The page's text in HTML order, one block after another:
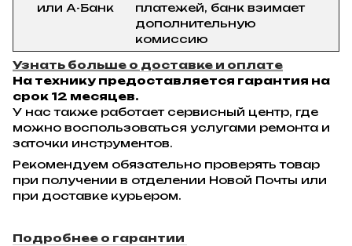
или А-Банк
платежей, банк взимает
дополнительную
комиссию
Узнать больше о доставке и оплате
На технику предоставляется гарантия на
срок 12 месяцев.
У нас также работает сервисный центр, где
можно воспользоваться услугами ремонта и
заточки инструментов.
Рекомендуем обязательно проверять товар
при получении в отделении Новой Почты или
при доставке курьером.
Подробнее о гарантии